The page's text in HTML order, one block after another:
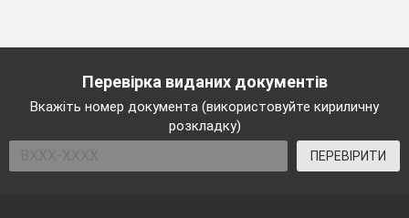
Перевірка виданих документів
Вкажіть номер документа (використовуйте кириличну
розкладку)
ПЕРЕВІРИТИ